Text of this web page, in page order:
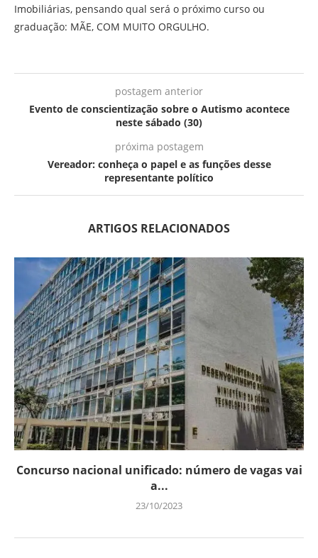
Imobiliárias, pensando qual será o próximo curso ou
graduação: MÃE, COM MUITO ORGULHO.
postagem anterior
Evento de conscientização sobre o Autismo acontece
neste sábado (30)
próxima postagem
Vereador: conheça o papel e as funções desse
representante político
ARTIGOS RELACIONADOS
Concurso nacional unificado: número de vagas vai
a...
23/10/2023